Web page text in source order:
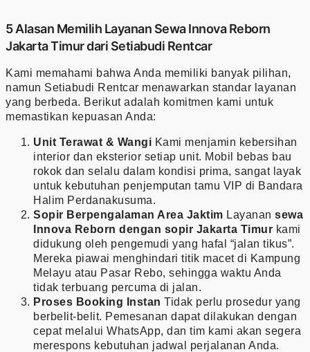
5 Alasan Memilih Layanan Sewa Innova Reborn
Jakarta Timur dari Setiabudi Rentcar
Kami memahami bahwa Anda memiliki banyak pilihan,
namun Setiabudi Rentcar menawarkan standar layanan
yang berbeda. Berikut adalah komitmen kami untuk
memastikan kepuasan Anda:
Unit Terawat & Wangi Kami menjamin kebersihan
interior dan eksterior setiap unit. Mobil bebas bau
rokok dan selalu dalam kondisi prima, sangat layak
untuk kebutuhan penjemputan tamu VIP di Bandara
Halim Perdanakusuma.
Sopir Berpengalaman Area Jaktim Layanan sewa
Innova Reborn dengan sopir Jakarta Timur kami
didukung oleh pengemudi yang hafal “jalan tikus”.
Mereka piawai menghindari titik macet di Kampung
Melayu atau Pasar Rebo, sehingga waktu Anda
tidak terbuang percuma di jalan.
Proses Booking Instan Tidak perlu prosedur yang
berbelit-belit. Pemesanan dapat dilakukan dengan
cepat melalui WhatsApp, dan tim kami akan segera
merespons kebutuhan jadwal perjalanan Anda.